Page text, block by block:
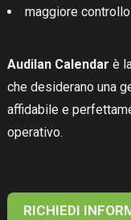
maggiore
Audilan Calendar è
che desiderano una
affidabile e
operativo.
RICHIEDI